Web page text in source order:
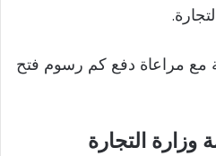
مع مراعاة دفع كم رسوم فتح
التجارة